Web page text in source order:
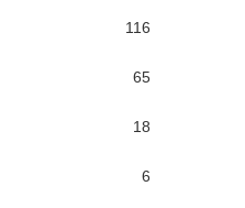
116
65
18
6